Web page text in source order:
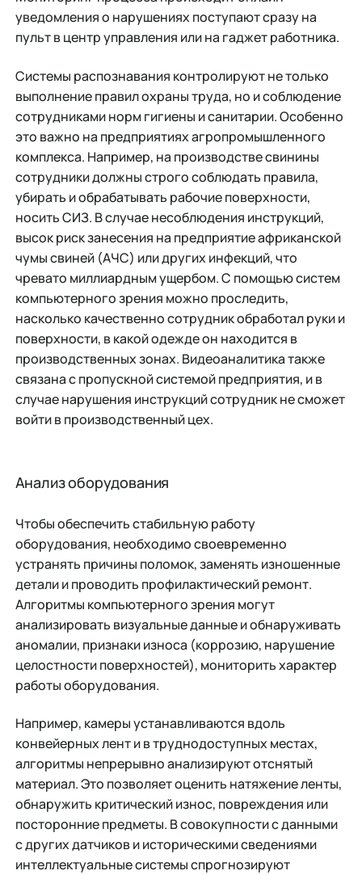
уведомления о нарушениях поступают сразу на
пульт в центр управления или на гаджет работника.
Системы распознавания контролируют не только
выполнение правил охраны труда, но и соблюдение
сотрудниками норм гигиены и санитарии. Особенно
это важно на предприятиях агропромышленного
комплекса. Например, на производстве свинины
сотрудники должны строго соблюдать правила,
убирать и обрабатывать рабочие поверхности,
носить СИЗ. В случае несоблюдения инструкций,
высок риск занесения на предприятие африканской
чумы свиней (АЧС) или других инфекций, что
чревато миллиардным ущербом. С помощью систем
компьютерного зрения можно проследить,
насколько качественно сотрудник обработал руки и
поверхности, в какой одежде он находится в
производственных зонах. Видеоаналитика также
связана с пропускной системой предприятия, и в
случае нарушения инструкций сотрудник не сможет
войти в производственный цех.
Анализ оборудования
Чтобы обеспечить стабильную работу
оборудования, необходимо своевременно
устранять причины поломок, заменять изношенные
детали и проводить профилактический ремонт.
Алгоритмы компьютерного зрения могут
анализировать визуальные данные и обнаруживать
аномалии, признаки износа (коррозию, нарушение
целостности поверхностей), мониторить характер
работы оборудования.
Например, камеры устанавливаются вдоль
конвейерных лент и в труднодоступных местах,
алгоритмы непрерывно анализируют отснятый
материал. Это позволяет оценить натяжение ленты,
обнаружить критический износ, повреждения или
посторонние предметы. В совокупности с данными
с других датчиков и историческими сведениями
интеллектуальные системы спрогнозируют